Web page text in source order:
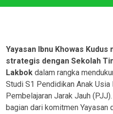
Yayasan Ibnu Khowas
strategis dengan Sekolah
Lakbok dalam rangka
Studi S1 Pendidikan Anak
Pembelajaran Jarak Jauh
bagian dari komitmen Yayasan